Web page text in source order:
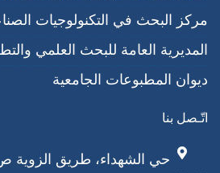
مركز البحث في التكنولوجيات
المديرية العامة للبحث العلمي
ديوان المطبوعات الجامعية
اتّـصل بنا